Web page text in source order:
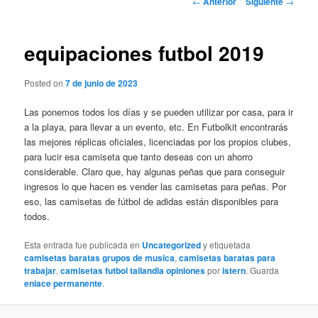
equipaciones futbol 2019
Posted on7 de junio de 2023
Las ponemos todos los días y se pueden utilizar por casa, para ir
a la playa, para llevar a un evento, etc. En Futbolkit encontrarás
las mejores réplicas oficiales, licenciadas por los propios clubes,
para lucir esa camiseta que tanto deseas con un ahorro
considerable. Claro que, hay algunas peñas que para conseguir
ingresos lo que hacen es vender las camisetas para peñas. Por
eso, las camisetas de fútbol de adidas están disponibles para
todos.
Esta entrada fue publicada en Uncategorizedy etiquetada
camisetas baratas grupos de musica,camisetas baratas para
trabajar,camisetas futbol tailandia opinionesporistern. Guarda
enlace permanente.